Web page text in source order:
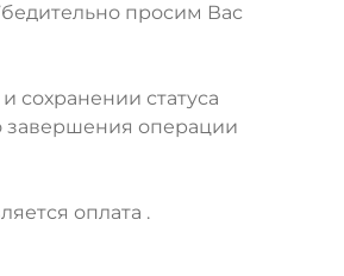
просим Вас
сохранении статуса
завершения операции
оплата .